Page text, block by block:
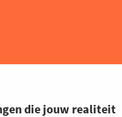
die jouw realiteit